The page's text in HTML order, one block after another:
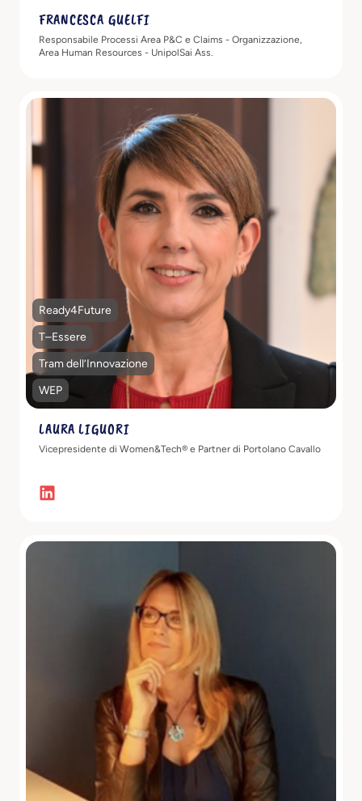
FRANCESCA GUELFI
Responsabile Processi Area P&C e Claims - Organizzazione,
Area Human Resources - UnipolSai Ass.
Scopri di più
Ready4Future
T–Essere
Tram dell’Innovazione
WEP
LAURA LIGUORI
Vicepresidente di Women&Tech® e Partner di Portolano Cavallo
Scopri di più